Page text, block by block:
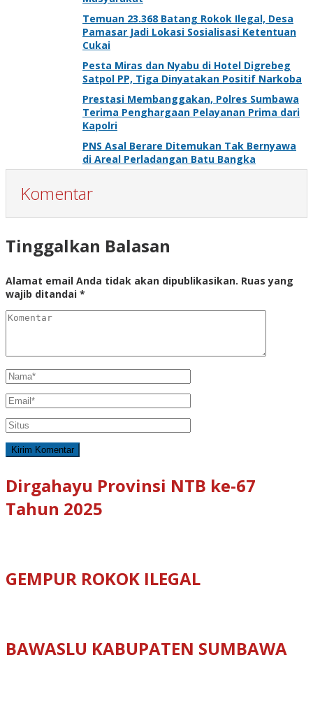
Temuan 23.368 Batang Rokok Ilegal, Desa
Pamasar Jadi Lokasi Sosialisasi Ketentuan
Cukai
Pesta Miras dan Nyabu di Hotel Digrebeg
Satpol PP, Tiga Dinyatakan Positif Narkoba
Prestasi Membanggakan, Polres Sumbawa
Terima Penghargaan Pelayanan Prima dari
Kapolri
PNS Asal Berare Ditemukan Tak Bernyawa
di Areal Perladangan Batu Bangka
Komentar
Tinggalkan Balasan
Alamat email Anda tidak akan dipublikasikan. Ruas yang
wajib ditandai *
Dirgahayu Provinsi NTB ke-67
Tahun 2025
GEMPUR ROKOK ILEGAL
BAWASLU KABUPATEN SUMBAWA